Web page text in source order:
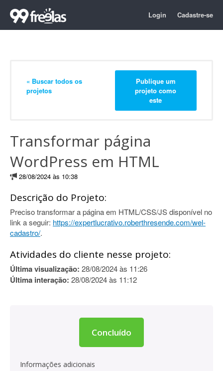
Login Cadastre-se
« Buscar todos os
projetos
Publique um
projeto como
este
Transformar página
WordPress em HTML
28/08/2024 às 10:38
Descrição do Projeto:
Preciso transformar a página em HTML/CSS/JS disponível no
link a seguir: https://expertlucrativo.roberthresende.com/wel-
cadastro/.
Atividades do cliente nesse projeto:
Última visualização: 28/08/2024 às 11:26
Última interação: 28/08/2024 às 11:12
Concluído
Informações adicionais